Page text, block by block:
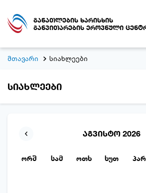
განათლების ხარისხის
განვითარების ეროვნული
მთავარი სიახლეები
სიახლეები
აგვისტო 2026
ორშ სამ ოთხ ხუთ პარ